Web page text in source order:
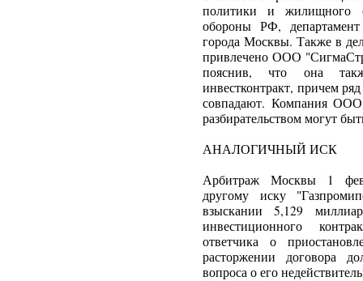
политики и жилищного
обороны РФ,
города Москвы. Также в
привлечено ООО
пояснив, что она
инвестконтракт, причем
совпадают. Компания ООО
разбирательством могут
АНАЛОГИЧНЫЙ ИСК
Арбитраж Москвы 1
другому иску
взыскании 5,129
инвестиционного
ответчика о
расторжении договора
вопроса о его